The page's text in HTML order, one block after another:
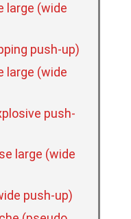
large (wide
push-up)
large (wide
push-
large (wide
push-up)